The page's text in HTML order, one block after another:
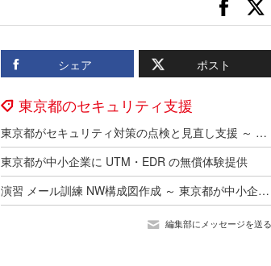
シェア ポスト
東京都のセキュリティ支援
東京都がセキュリティ対策の点検と見直し支援 ～ 都内中小企業対象 無料
東京都が中小企業に UTM・EDR の無償体験提供
演習 メール訓練 NW構成図作成 ～ 東京都が中小企業のセキュリティ対策の実践を後押し
編集部にメッセージを送る